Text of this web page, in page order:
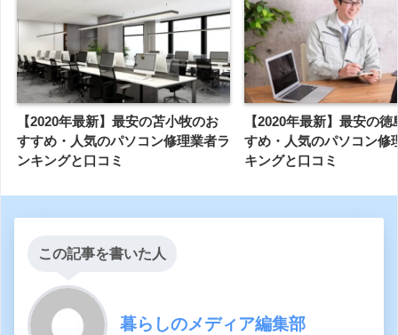
【2020年最新】最安の苫小牧のお
すすめ・人気のパソコン修理業者ラ
ンキングと口コミ
【2020年最新】最安の
すめ・人気のパソコン修
キングと口コミ
この記事を書いた人
暮らしのメディア編集部